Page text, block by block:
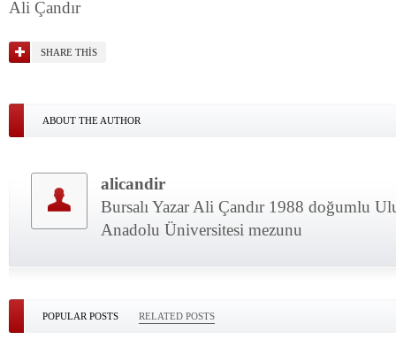
Ali Çandır
SHARE THIS
ABOUT THE AUTHOR
alicandir
Bursalı Yazar Ali Çandır 1988 doğumlu
Anadolu Üniversitesi mezunu
POPULAR POSTS RELATED POSTS